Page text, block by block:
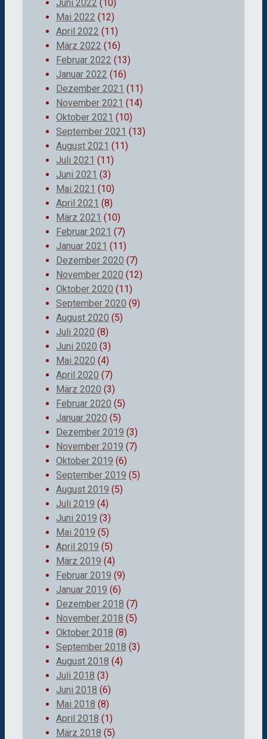
Juni 2022 (10)
Mai 2022 (12)
April 2022 (11)
März 2022 (16)
Februar 2022 (13)
Januar 2022 (16)
Dezember 2021 (11)
November 2021 (14)
Oktober 2021 (10)
September 2021 (13)
August 2021 (11)
Juli 2021 (11)
Juni 2021 (3)
Mai 2021 (10)
April 2021 (8)
März 2021 (10)
Februar 2021 (7)
Januar 2021 (11)
Dezember 2020 (7)
November 2020 (12)
Oktober 2020 (11)
September 2020 (9)
August 2020 (5)
Juli 2020 (8)
Juni 2020 (3)
Mai 2020 (4)
April 2020 (7)
März 2020 (3)
Februar 2020 (5)
Januar 2020 (5)
Dezember 2019 (3)
November 2019 (7)
Oktober 2019 (6)
September 2019 (5)
August 2019 (5)
Juli 2019 (4)
Juni 2019 (3)
Mai 2019 (5)
April 2019 (5)
März 2019 (4)
Februar 2019 (9)
Januar 2019 (6)
Dezember 2018 (7)
November 2018 (5)
Oktober 2018 (8)
September 2018 (3)
August 2018 (4)
Juli 2018 (3)
Juni 2018 (6)
Mai 2018 (8)
April 2018 (1)
März 2018 (5)